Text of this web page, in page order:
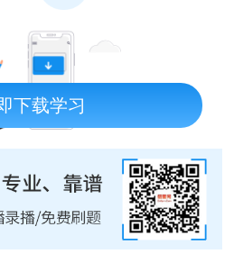
下载学习